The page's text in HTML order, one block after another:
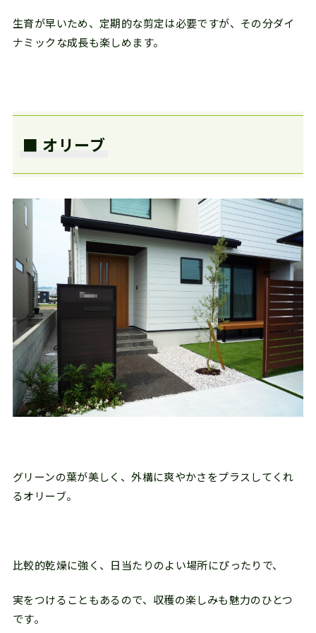
生育が早いため、定期的な剪定は必要ですが、その分ダイ
ナミックな成長も楽しめます。
■ オリーブ
グリーンの葉が美しく、外構に爽やかさをプラスしてくれ
るオリーブ。
比較的乾燥に強く、日当たりのよい場所にぴったりで、
実をつけることもあるので、収穫の楽しみも魅力のひとつ
です。